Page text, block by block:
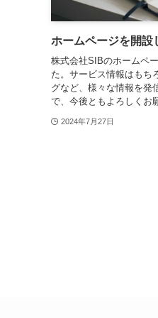
ホームページを開設
株式会社SIBのホームペ
た。サービス情報はもち
グなど、様々な情報を発
で、今後ともよろしくお
2024年7月27日